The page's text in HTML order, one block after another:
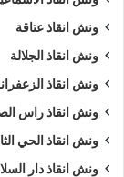
ونش انقاذ عتاقة
ونش انقاذ الجلالة
ونش انقاذ
ونش انقاذ راس
ونش انقاذ الحي
ونش انقاذ دار